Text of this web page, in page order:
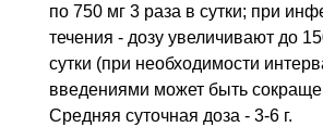
по 750 мг 3 раза в сутки; при
течения - дозу увеличивают до
сутки (при необходимости
введениями может быть
Средняя суточная доза - 3-6 г.